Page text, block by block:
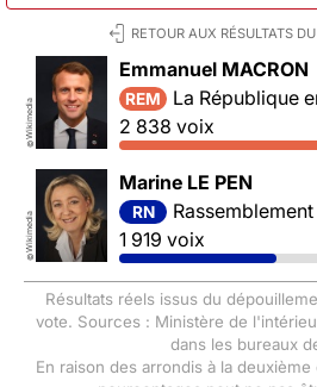
RETOUR AUX RÉSULTATS
©
Wikimedia
Emmanuel MACRON
REM
La République
2 838 voix
©
Wikimedia
Marine LE PEN
RN
Rassemblement
1 919 voix
Résultats réels issus du
vote. Sources : Ministère de
dans les bureaux
En raison des arrondis à la